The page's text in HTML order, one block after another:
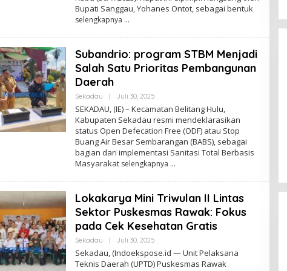
M
I
Bupati Sanggau, Yohanes Ontot, sebagai bentuk
selengkapnya
Subandrio: program STBM Menjadi
Salah Satu Prioritas Pembangunan
Daerah
Sekadau Juli 30, 2025
E
H
A
D
M
I
N
SEKADAU, (IE) – Kecamatan Belitang Hulu,
Kabupaten Sekadau resmi mendeklarasikan
status Open Defecation Free (ODF) atau Stop
Buang Air Besar Sembarangan (BABS), sebagai
bagian dari implementasi Sanitasi Total Berbasis
Masyarakat selengkapnya
Lokakarya Mini Triwulan II Lintas
Sektor Puskesmas Rawak: Fokus
pada Cek Kesehatan Gratis
Sekadau Juli 30, 2025
E
H
Sekadau, (Indoekspose.id — Unit Pelaksana
Teknis Daerah (UPTD) Puskesmas Rawak
Unggul di Pilkada Landak, Karolin
Erani Sampaikan Terima Kasih Atas
Dukungan Masyarakat
Di Politik November 28, 2024